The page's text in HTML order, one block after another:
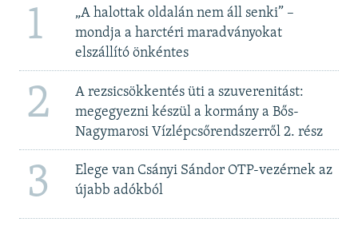
1
„A halottak oldalán nem áll senki” –
mondja a harctéri maradványokat
elszállító önkéntes
2
A rezsicsökkentés üti a szuverenitást:
megegyezni készül a kormány a Bős-
Nagymarosi Vízlépcsőrendszerről 2. rész
3
Elege van Csányi Sándor OTP-vezérnek az
újabb adókból